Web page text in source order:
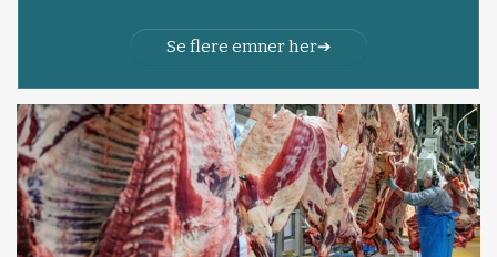
Se flere emner her